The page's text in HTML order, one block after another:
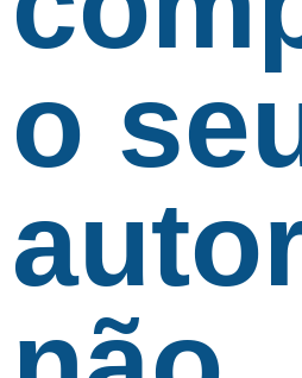
o